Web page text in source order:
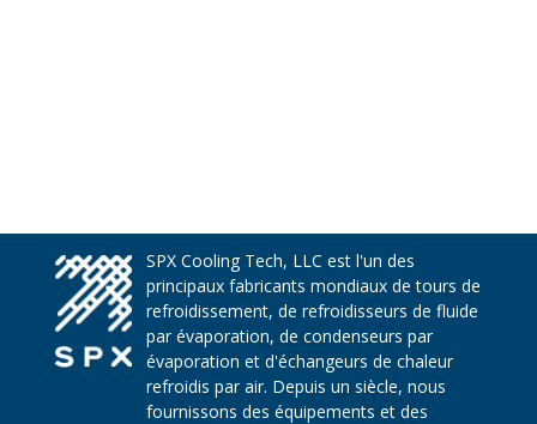
SPX Cooling Tech, LLC est l'un des
principaux fabricants mondiaux de tours de
refroidissement, de refroidisseurs de fluide
par évaporation, de condenseurs par
évaporation et d'échangeurs de chaleur
refroidis par air. Depuis un siècle, nous
fournissons des équipements et des